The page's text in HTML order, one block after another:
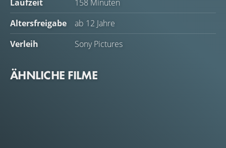
Laufzeit
158 Minuten
Altersfreigabe
ab 12 Jahre
Verleih
Sony Pictures
ÄHNLICHE FILME